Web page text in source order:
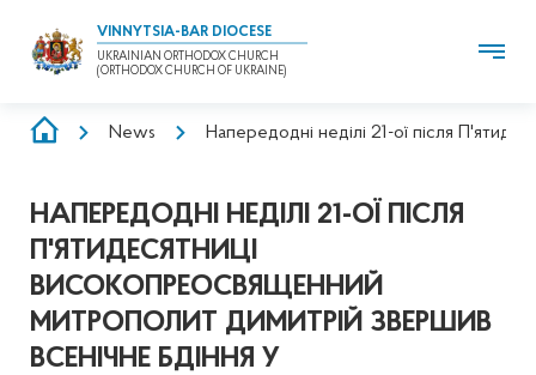
VINNYTSIA-BAR DIOCESE
UKRAINIAN ORTHODOX CHURCH
(ORTHODOX CHURCH OF UKRAINE)
BREADCRUMB
News Напередодні неділі 21-ої після
НАПЕРЕДОДНІ НЕДІЛІ 21-ОЇ ПІСЛЯ
П'ЯТИДЕСЯТНИЦІ
ВИСОКОПРЕОСВЯЩЕННИЙ
МИТРОПОЛИТ ДИМИТРІЙ ЗВЕРШИВ
ВСЕНІЧНЕ БДІННЯ У